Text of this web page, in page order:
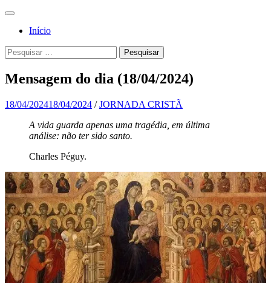
Jornada
Cristã
Para a
Deus, em
comunhão
Santa
Igreja
Católica
Apostólica
Romana
Menu
Início
Pesquisa
Pesquisar
por:
Mensagem do dia (18/04/2024)
18/04/202418/04/2024 /JORNADA CRISTÃ
A vida guarda apenas uma tragédia, em última
análise: não ter sido santo.
Charles Péguy.